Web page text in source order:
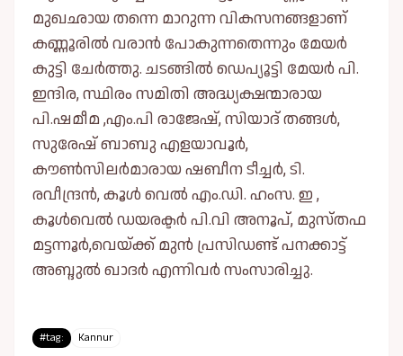
മുഖഛായ തന്നെ മാറുന്ന വികസനങ്ങളാണ്
കണ്ണൂരില്‍ വരാൻ പോകുന്നതെന്നും മേയർ
കുട്ടി ചേർത്തു. ചടങ്ങില്‍ ഡെപ്യൂട്ടി മേയർ പി.
ഇന്ദിര, സ്ഥിരം സമിതി അദ്ധ്യക്ഷന്മാരായ
പി.ഷമീമ ,എം.പി രാജേഷ്, സിയാദ് തങ്ങള്‍,
സുരേഷ് ബാബു എളയാവൂർ,
കൗണ്‍സിലർമാരായ ഷബീന ടീച്ചർ, ടി.
രവീന്ദ്രൻ, കൂള്‍ വെല്‍ എം.ഡി. ഹംസ. ഇ ,
കൂള്‍വെല്‍ ഡയരക്ടർ പി.വി അനൂപ്, മുസ്തഫ
മട്ടന്നൂർ,വെയ്ക്ക് മുൻ പ്രസിഡണ്ട് പനക്കാട്ട്
അബ്ദുല്‍ ഖാദർ എന്നിവർ സംസാരിച്ചു.
#tag: Kannur